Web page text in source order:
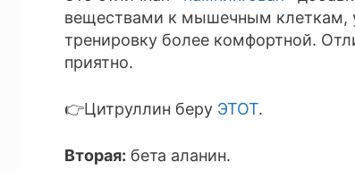
веществами к мышечным клеткам,
тренировку более комфортной.
приятно.
👉Цитруллин беру ЭТОТ.
Вторая: бета аланин.